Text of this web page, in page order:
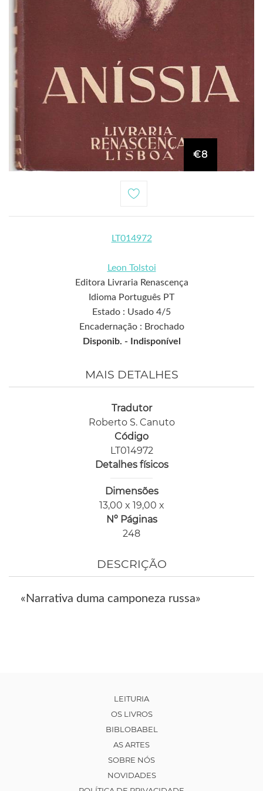
€8
LT014972
Leon Tolstoi
Editora Livraria Renascença
Idioma Português PT
Estado : Usado 4/5
Encadernação : Brochado
Disponib. -
Indisponível
MAIS DETALHES
Tradutor
Roberto S. Canuto
Código
LT014972
Detalhes físicos
Dimensões
13,00 x 19,00 x
Nº Páginas
248
DESCRIÇÃO
«Narrativa duma camponeza russa»
LEITURIA
OS LIVROS
BIBLOBABEL
AS ARTES
SOBRE NÓS
NOVIDADES